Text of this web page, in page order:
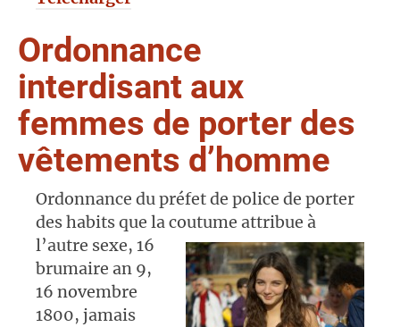
Ordonnance
interdisant aux
femmes de porter des
vêtements d’homme
Ordonnance du préfet de police de porter
des habits que la coutume attribue à
l’autre sexe, 16
brumaire an 9,
16 novembre
1800, jamais